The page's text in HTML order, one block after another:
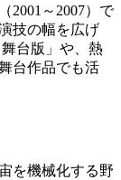
2001～2007）で
技の幅を広げ
台版」や、熱
台作品でも活
を機械化する野